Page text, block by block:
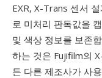
EXR, X-Trans 센서
로 미처리 판독값을
및 색상 정보를 보존
하는 것은 Fujifilm의
든 다른 제조사가 사